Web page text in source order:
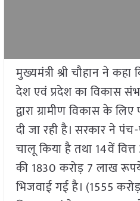
मुख्यमंत्री श्री चौहान ने
देश एवं प्रदेश का विकास
द्वारा ग्रामीण विकास के लिए
दी जा रही है। सरकार ने पंच-
चालू किया है तथा 14वें
की 1830 करोड़ 7 लाख
भिजवाई गई है। (1555